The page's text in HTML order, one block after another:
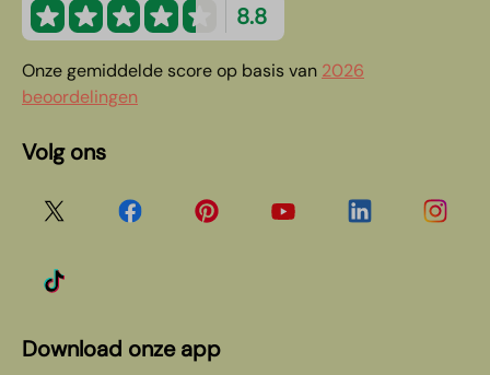
8.8
Onze gemiddelde score op basis van 2026
beoordelingen
Volg ons
Download onze app